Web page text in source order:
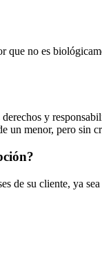
que no es
y
un menor, pero sin
de su cliente, ya